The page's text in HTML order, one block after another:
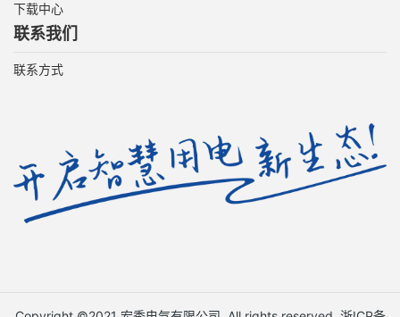
下载中心
联系我们
联系方式